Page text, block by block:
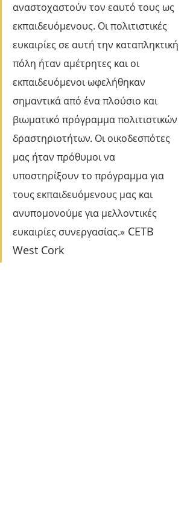
αναστοχαστούν τον εαυτό τους ως
εκπαιδευόμενους. Οι πολιτιστικές
ευκαιρίες σε αυτή την καταπληκτική
πόλη ήταν αμέτρητες και οι
εκπαιδευόμενοι ωφελήθηκαν
σημαντικά από ένα πλούσιο και
βιωματικό πρόγραμμα πολιτιστικών
δραστηριοτήτων. Οι οικοδεσπότες
μας ήταν πρόθυμοι να
υποστηρίξουν το πρόγραμμα για
τους εκπαιδευόμενους μας και
ανυπομονούμε για μελλοντικές
ευκαιρίες συνεργασίας.» CETB
West Cork